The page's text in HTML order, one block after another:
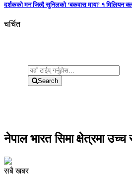
दर्शकको मन जित्दै सुनिलको ‘बकवास माया’ १ मिलियन
चर्चित
Search
नेपाल भारत सिमा क्षेत्रमा उच्च
सबै खबर